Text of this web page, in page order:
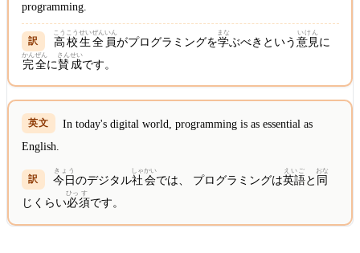
programming.
高校生
こうこうせい
全員
ぜんいん
がプログラミングを学
まな
ぶべきという意見
いけん
に
完
かん
全
ぜん
に賛
さん
成
せい
です。
In today's digital world, programming is as essential as
English.
今日
きょう
のデジタル社
しゃ
会
かい
では、 プログラミングは英語
えいご
と 同
おな
じくらい必
ひっ
須
す
です。